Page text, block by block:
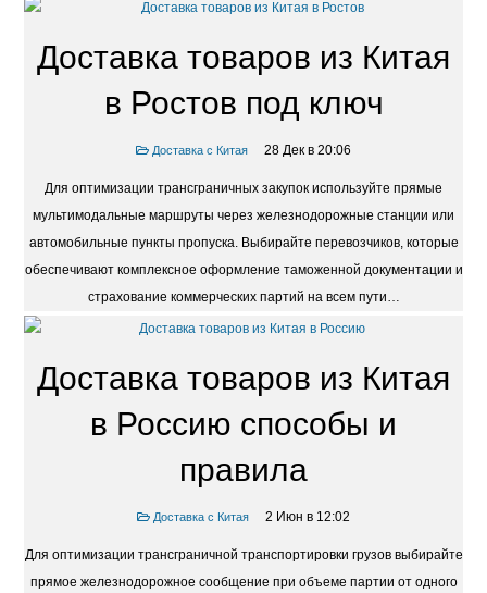
Доставка товаров из Китая
в Ростов под ключ
Доставка с Китая 28 Дек в 20:06
Для оптимизации трансграничных закупок используйте прямые
мультимодальные маршруты через железнодорожные станции или
автомобильные пункты пропуска. Выбирайте перевозчиков, которые
обеспечивают комплексное оформление таможенной документации и
страхование коммерческих партий на всем пути…
Доставка товаров из Китая
в Россию способы и
правила
Доставка с Китая 2 Июн в 12:02
Для оптимизации трансграничной транспортировки грузов выбирайте
прямое железнодорожное сообщение при объеме партии от одного